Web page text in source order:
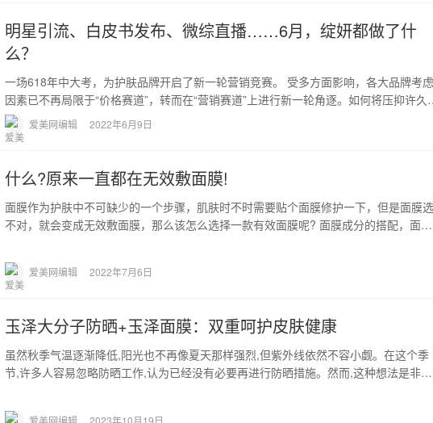
明星引流、白皮书发布、微综直播……6月，绽妍都做了什
么？
一场618年中大考，为护肤品牌开启了新一轮营销竞赛。 受多方面影响，各大品牌考虑
因素已不再局限于“价格赛道”，转而在“营销赛道”上进行新一轮角逐。如何将压抑许久
购买诉求转化成为品…
爱美网编辑 2022年6月9日
什么?原来一直都在无效敷面膜!
面膜作为护肤中不可缺少的一个步骤，肌肤时不时需要贴个面膜修护一下，但是面膜选
不对，就会变成无效敷面膜，那么该怎么选择一款有效面膜呢? 面膜成分的搭配，面膜
爱美网编辑 2022年7月6日
玉泽大分子防晒+玉泽面膜：双重呵护皮肤健康
虽然秋季气温逐渐降低,阳光也不再像夏天那样强烈,但紫外线依然不容小觑。在这个季
节,许多人容易忽略防晒工作,认为已经没有必要再进行防晒措施。然而,这种想法是非常
爱美网编辑 2023年10月19日